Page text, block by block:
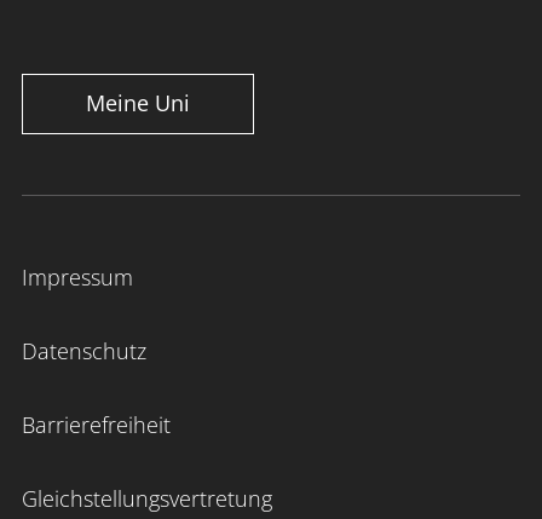
Meine Uni
Impressum
Datenschutz
Barrierefreiheit
Gleichstellungsvertretung